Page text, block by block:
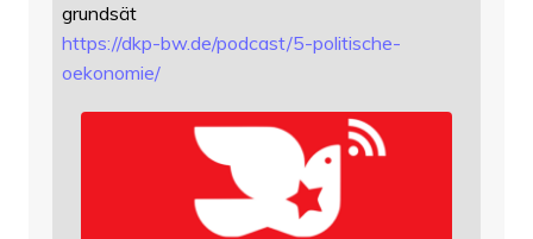
grundsät
https://dkp-bw.de/podcast/5-politische-
oekonomie/